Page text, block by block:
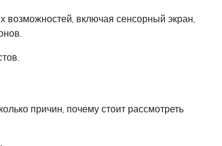
возможностей, включая сенсорный экран,
причин, почему стоит рассмотреть